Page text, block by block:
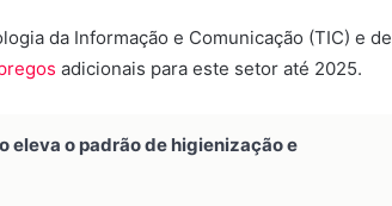
da Informação e Comunicação (TIC) e de
adicionais para este setor até 2025.
eleva o padrão de higienização e